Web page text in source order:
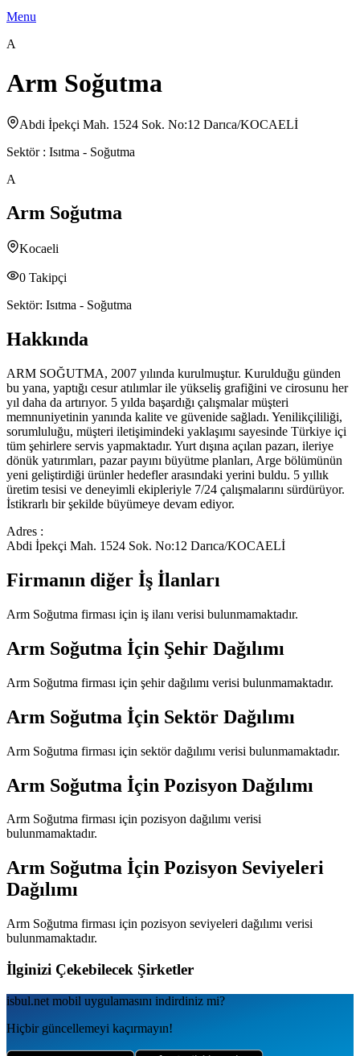
Menu
A
Arm Soğutma
Abdi İpekçi Mah. 1524 Sok. No:12 Darıca/KOCAELİ
Sektör : Isıtma - Soğutma
A
Arm Soğutma
Kocaeli
0 Takipçi
Sektör: Isıtma - Soğutma
Hakkında
ARM SOĞUTMA, 2007 yılında kurulmuştur. Kurulduğu günden
bu yana, yaptığı cesur atılımlar ile yükseliş grafiğini ve cirosunu her
yıl daha da artırıyor. 5 yılda başardığı çalışmalar müşteri
memnuniyetinin yanında kalite ve güvenide sağladı. Yenilikçililiği,
sorumluluğu, müşteri iletişimindeki yaklaşımı sayesinde Türkiye içi
tüm şehirlere servis yapmaktadır. Yurt dışına açılan pazarı, ileriye
dönük yatırımları, pazar payını büyütme planları, Arge bölümünün
yeni geliştirdiği ürünler hedefler arasındaki yerini buldu. 5 yıllık
üretim tesisi ve deneyimli ekipleriyle 7/24 çalışmalarını sürdürüyor.
İstikrarlı bir şekilde büyümeye devam ediyor.
Adres :
Abdi İpekçi Mah. 1524 Sok. No:12 Darıca/KOCAELİ
Firmanın diğer İş İlanları
Arm Soğutma firması için iş ilanı verisi bulunmamaktadır.
Arm Soğutma İçin Şehir Dağılımı
Arm Soğutma firması için şehir dağılımı verisi bulunmamaktadır.
Arm Soğutma İçin Sektör Dağılımı
Arm Soğutma firması için sektör dağılımı verisi bulunmamaktadır.
Arm Soğutma İçin Pozisyon Dağılımı
Arm Soğutma firması için pozisyon dağılımı verisi
bulunmamaktadır.
Arm Soğutma İçin Pozisyon Seviyeleri
Dağılımı
Arm Soğutma firması için pozisyon seviyeleri dağılımı verisi
bulunmamaktadır.
İlginizi Çekebilecek Şirketler
isbul.net mobil uygulamаsını indirdiniz mi?
Hiçbir güncellemeyi kaçırmayın!